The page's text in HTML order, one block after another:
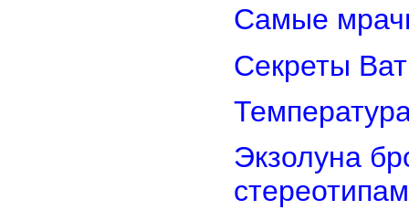
Самые
Секреты
Экзолуна
стереотипам